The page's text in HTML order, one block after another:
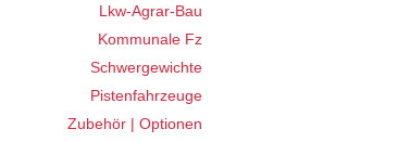
Lkw-Agrar-Bau
Kommunale Fz
Schwergewichte
Pistenfahrzeuge
Zubehör | Optionen